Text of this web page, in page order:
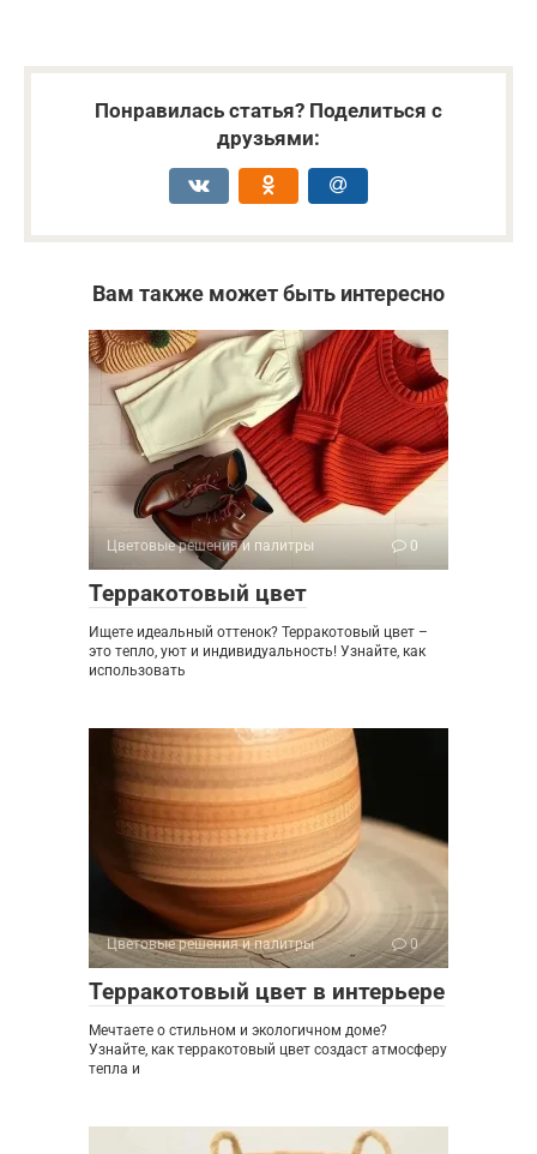
Понравилась статья? Поделиться с
друзьями:
Вам также может быть интересно
Цветовые решения и палитры 0
Терракотовый цвет
Ищете идеальный оттенок? Терракотовый цвет –
это тепло, уют и индивидуальность! Узнайте, как
использовать
Цветовые решения и палитры 0
Терракотовый цвет в интерьере
Мечтаете о стильном и экологичном доме?
Узнайте, как терракотовый цвет создаст атмосферу
тепла и